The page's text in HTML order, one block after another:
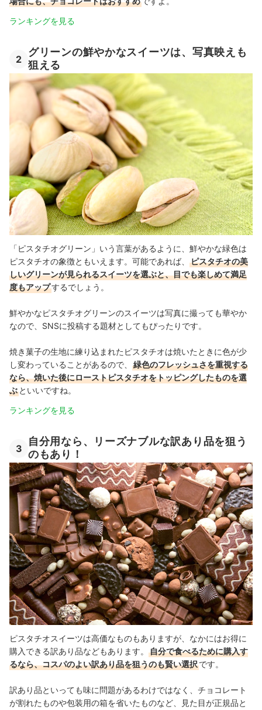
ランキングを見る
2
グリーンの鮮やかなスイーツは、写真映えも
狙える
「ピスタチオグリーン」いう言葉があるように、鮮やかな緑色は
ピスタチオの象徴ともいえます。可能であれば、
ピスタチオの美
しいグリーンが見られるスイーツを選ぶと、目でも楽しめて満足
度もアップするでしょう。
鮮やかなピスタチオグリーンのスイーツは写真に撮っても華やか
なので、SNSに投稿する題材としてもぴったりです。
焼き菓子の生地に練り込まれたピスタチオは焼いたときに色が少
し変わっていることがあるので、
緑色のフレッシュさを重視する
なら、焼いた後にローストピスタチオをトッピングしたものを選
ぶ といいですね。
ランキングを見る
3
自分用なら、リーズナブルな訳あり品を狙う
のもあり！
ピスタチオスイーツは高価なものもありますが、なかにはお得に
購入できる訳あり品などもあります。
自分で食べるために購入す
るなら、コスパのよい訳あり品を狙うのも賢い選択です。
訳あり品といっても味に問題があるわけではなく、チョコレート
が割れたものや包装用の箱を省いたものなど、見た目が正規品と